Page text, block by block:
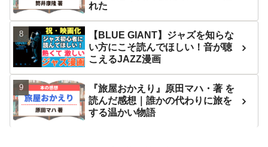
れた
【BLUE GIANT】ジャズを知らな
い方にこそ読んでほしい！音が聴
こえるJAZZ漫画
『旅屋おかえり』原田マハ・著 を
読んだ感想｜誰かの代わりに旅を
する温かい物語